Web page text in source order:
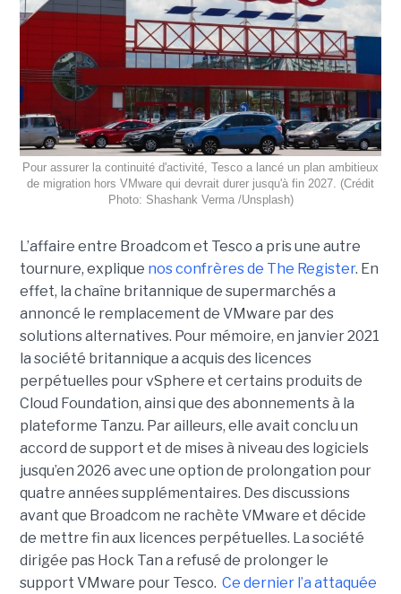
Pour assurer la continuité d'activité, Tesco a lancé un plan ambitieux
de migration hors VMware qui devrait durer jusqu'à fin 2027. (Crédit
Photo: Shashank Verma /Unsplash)
L’affaire entre Broadcom et Tesco a pris une autre
tournure, explique nos confrères de The Register. En
effet, la chaîne britannique de supermarchés a
annoncé le remplacement de VMware par des
solutions alternatives. Pour mémoire, en janvier 2021
la société britannique a acquis des licences
perpétuelles pour vSphere et certains produits de
Cloud Foundation, ainsi que des abonnements à la
plateforme Tanzu. Par ailleurs, elle avait conclu un
accord de support et de mises à niveau des logiciels
jusqu’en 2026 avec une option de prolongation pour
quatre années supplémentaires. Des discussions
avant que Broadcom ne rachète VMware et décide
de mettre fin aux licences perpétuelles. La société
dirigée pas Hock Tan a refusé de prolonger le
support VMware pour Tesco. Ce dernier l’a attaquée